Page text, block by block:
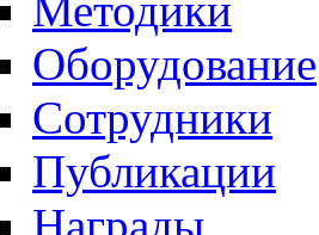
Оборудование
Сотрудники
Публикации